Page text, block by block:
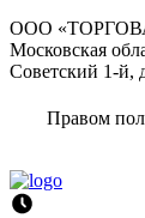
ООО
Московская
Советский 1-й,
Правом